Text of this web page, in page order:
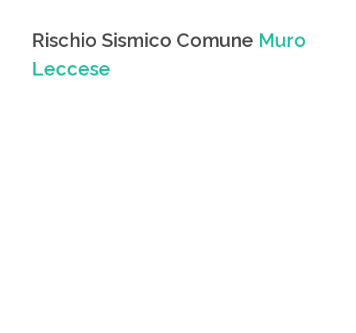
Rischio Sismico Comune Muro
Leccese